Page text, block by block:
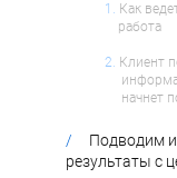
1. Как
работа
2. Клиент
начнет
/ Подводим
результаты с